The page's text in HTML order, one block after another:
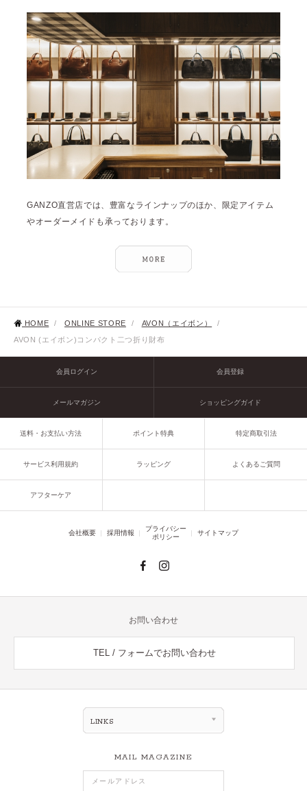
GANZO直営店では、豊富なラインナップのほか、限定アイテム
やオーダーメイドも承っております。
HOME / ONLINE STORE / AVON（エイボン）
/
AVON (エイボン)コンパクト二つ折り財布
会員ログイン 会員登録
メールマガジン ショッピングガイド
送料・お支払い方法 ポイント特典 特定商取引法
サービス利用規約 ラッピング よくあるご質問
アフターケア
会社概要 採用情報
プライバシー
ポリシー
サイトマップ
お問い合わせ
TEL / フォームでお問い合わせ
LINKS
MAIL MAGAZINE